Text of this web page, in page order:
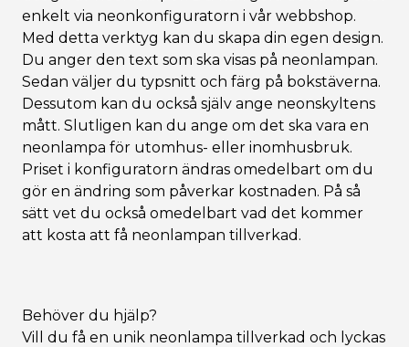
enkelt via neonkonfiguratorn i vår webbshop.
Med detta verktyg kan du skapa din egen design.
Du anger den text som ska visas på neonlampan.
Sedan väljer du typsnitt och färg på bokstäverna.
Dessutom kan du också själv ange neonskyltens
mått. Slutligen kan du ange om det ska vara en
neonlampa för utomhus- eller inomhusbruk.
Priset i konfiguratorn ändras omedelbart om du
gör en ändring som påverkar kostnaden. På så
sätt vet du också omedelbart vad det kommer
att kosta att få neonlampan tillverkad.
Behöver du hjälp?
Vill du få en unik neonlampa tillverkad och lyckas